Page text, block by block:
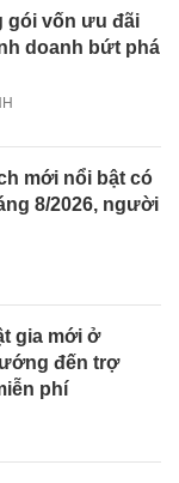
gói vốn ưu đãi
doanh bứt phá
mới nổi bật có
8/2026, người
gia mới ở
đến trợ
phí